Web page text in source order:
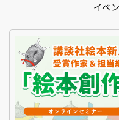
イベ